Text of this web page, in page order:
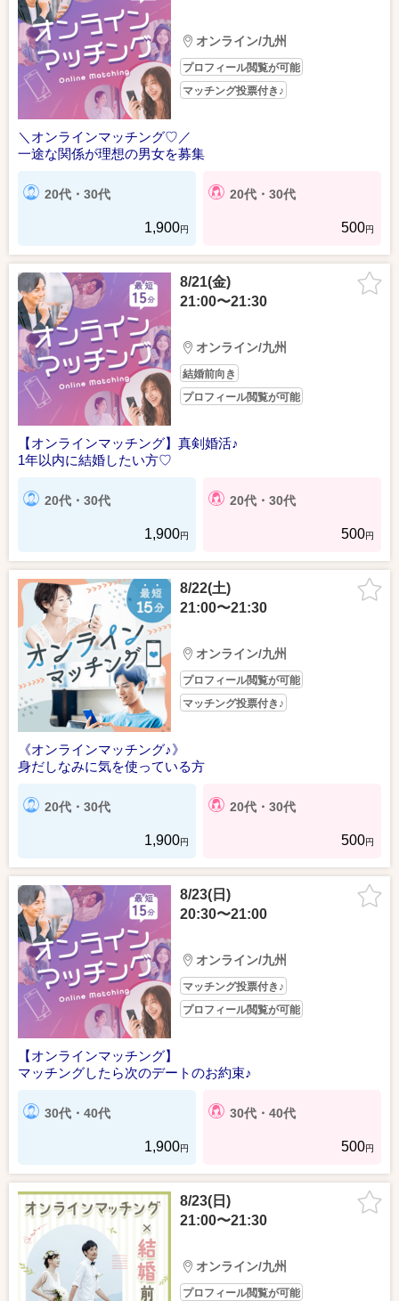
オンライン/九州
プロフィール閲覧が可能
マッチング投票付き♪
＼オンラインマッチング♡／
一途な関係が理想の男女を募集
20代・30代
1,900円
20代・30代
500円
8/21(金)
21:00〜21:30
オンライン/九州
結婚前向き
プロフィール閲覧が可能
【オンラインマッチング】真剣婚活♪
1年以内に結婚したい方♡
20代・30代
1,900円
20代・30代
500円
8/22(土)
21:00〜21:30
オンライン/九州
プロフィール閲覧が可能
マッチング投票付き♪
《オンラインマッチング♪》
身だしなみに気を使っている方
20代・30代
1,900円
20代・30代
500円
8/23(日)
20:30〜21:00
オンライン/九州
マッチング投票付き♪
プロフィール閲覧が可能
【オンラインマッチング】
マッチングしたら次のデートのお約束♪
30代・40代
1,900円
30代・40代
500円
8/23(日)
21:00〜21:30
オンライン/九州
プロフィール閲覧が可能